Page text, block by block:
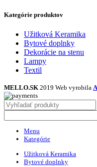
Kategórie produktov
Užitková Keramika
Bytové doplnky
Dekorácie na stenu
Lampy
Textil
MELLO.SK 2019 Web vyrobila
Menu
Kategórie
Užitková Keramika
Bytové doplnky